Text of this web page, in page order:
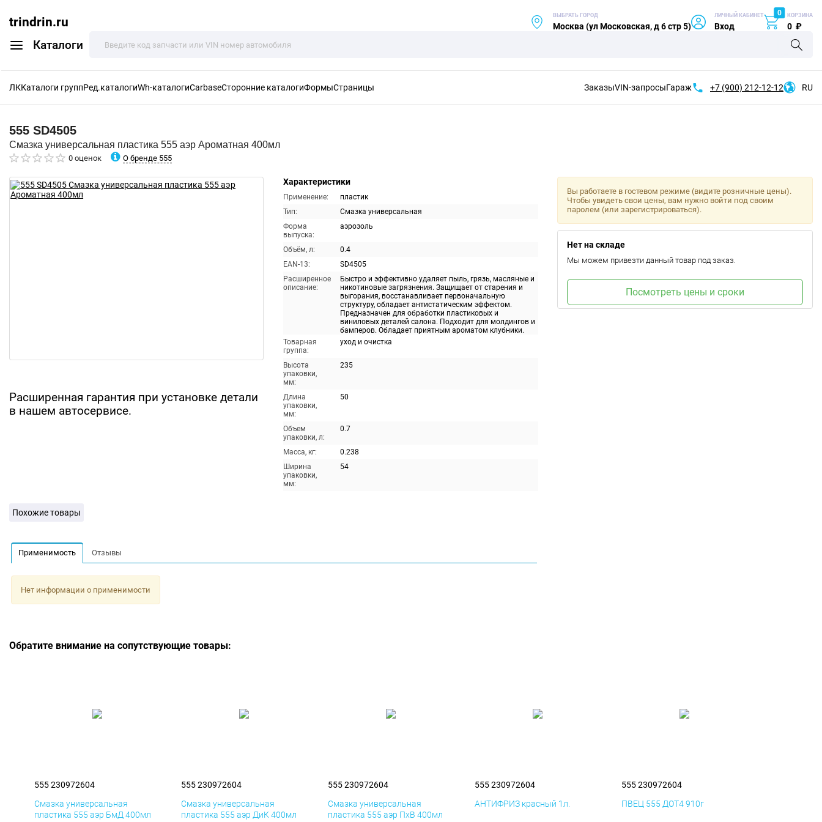
trindrin.ru
Каталоги
ВЫБРАТЬ ГОРОД
Москва (ул Московская, д 6 стр 5)
ЛИЧНЫЙ КАБИНЕТ
Вход
0 КОРЗИНА
0 ₽
ЛККаталоги группРед.каталогиWh-каталогиCarbaseСторонние каталогиФормыСтраницы ЗаказыVIN-запросыГараж +7 (900) 212-12-12 RU
555 SD4505
Смазка универсальная пластика 555 аэр Ароматная 400мл
0 оценок О бренде 555
Расширенная гарантия при установке детали
в нашем автосервисе.
Характеристики
Применение:
пластик
Тип:
Смазка универсальная
Форма
выпуска:
аэрозоль
Объём, л:
0.4
EAN-13:
SD4505
Расширенное
описание:
Быстро и эффективно удаляет пыль, грязь, масляные и
никотиновые загрязнения. Защищает от старения и
выгорания, восстанавливает первоначальную
структуру, обладает антистатическим эффектом.
Предназначен для обработки пластиковых и
виниловых деталей салона. Подходит для молдингов и
бамперов. Обладает приятным ароматом клубники.
Товарная
группа:
уход и очистка
Высота
упаковки,
мм:
235
Длина
упаковки,
мм:
50
Объем
упаковки, л:
0.7
Масса, кг:
0.238
Ширина
упаковки,
мм:
54
Вы работаете в гостевом режиме (видите розничные цены).
Чтобы увидеть свои цены, вам нужно войти под своим
паролем (или зарегистрироваться).
Нет на складе
Мы можем привезти данный товар под заказ.
Посмотреть цены и сроки
Похожие товары
Применимость Отзывы
Нет информации о применимости
Обратите внимание на сопутствующие товары:
555 230972604
Смазка универсальная
пластика 555 аэр БмД 400мл
555 230972604
Смазка универсальная
пластика 555 аэр ДиК 400мл
555 230972604
Смазка универсальная
пластика 555 аэр ПхВ 400мл
555 230972604
АНТИФРИЗ красный 1л.
555 230972604
ПВЕЦ 555 ДОТ4 910г